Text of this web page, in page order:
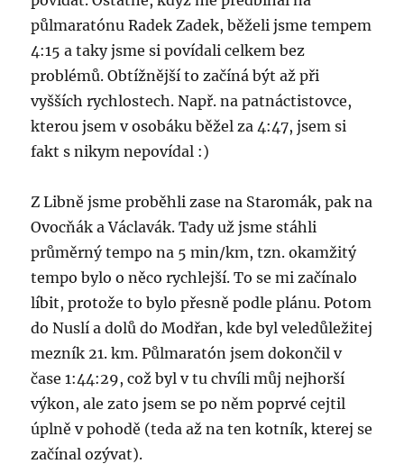
půlmaratónu Radek Zadek, běželi jsme tempem
4:15 a taky jsme si povídali celkem bez
problémů. Obtížnější to začíná být až při
vyšších rychlostech. Např. na patnáctistovce,
kterou jsem v osobáku běžel za 4:47, jsem si
fakt s nikym nepovídal :)
Z Libně jsme proběhli zase na Staromák, pak na
Ovocňák a Václavák. Tady už jsme stáhli
průměrný tempo na 5 min/km, tzn. okamžitý
tempo bylo o něco rychlejší. To se mi začínalo
líbit, protože to bylo přesně podle plánu. Potom
do Nuslí a dolů do Modřan, kde byl veledůležitej
mezník 21. km. Půlmaratón jsem dokončil v
čase 1:44:29, což byl v tu chvíli můj nejhorší
výkon, ale zato jsem se po něm poprvé cejtil
úplně v pohodě (teda až na ten kotník, kterej se
začínal ozývat).